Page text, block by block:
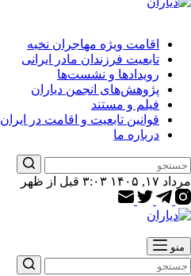
اقامت ویژه مهاجران نخبه
تابعیت فرزندان مادر ایرانی
رویدادها و نشست‌ها
پژوهش‌های انجمن دیاران
فیلم و مستند
قوانین تابعیت و اقامت در ایران
درباره ما
مرداد ۱۷, ۱۴۰۵ ۳:۰۳ قبل از ظهر
منو